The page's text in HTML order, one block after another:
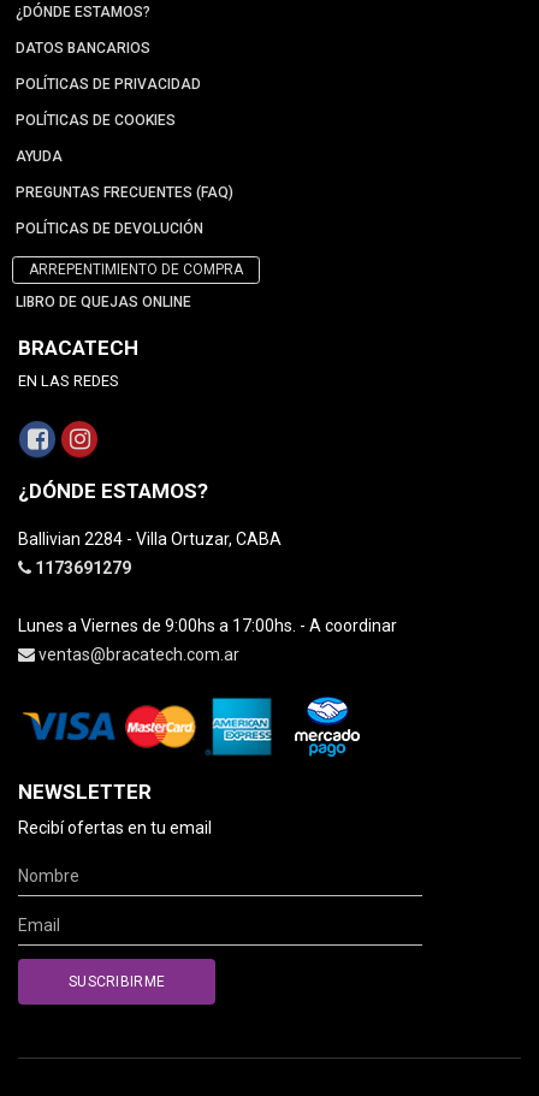
¿DÓNDE ESTAMOS?
DATOS BANCARIOS
POLÍTICAS DE PRIVACIDAD
POLÍTICAS DE COOKIES
AYUDA
PREGUNTAS FRECUENTES (FAQ)
POLÍTICAS DE DEVOLUCIÓN
ARREPENTIMIENTO DE COMPRA
LIBRO DE QUEJAS ONLINE
BRACATECH
EN LAS REDES
¿DÓNDE ESTAMOS?
Ballivian 2284 - Villa Ortuzar, CABA
1173691279
Lunes a Viernes de 9:00hs a 17:00hs. - A coordinar
ventas@bracatech.com.ar
NEWSLETTER
Recibí ofertas en tu email